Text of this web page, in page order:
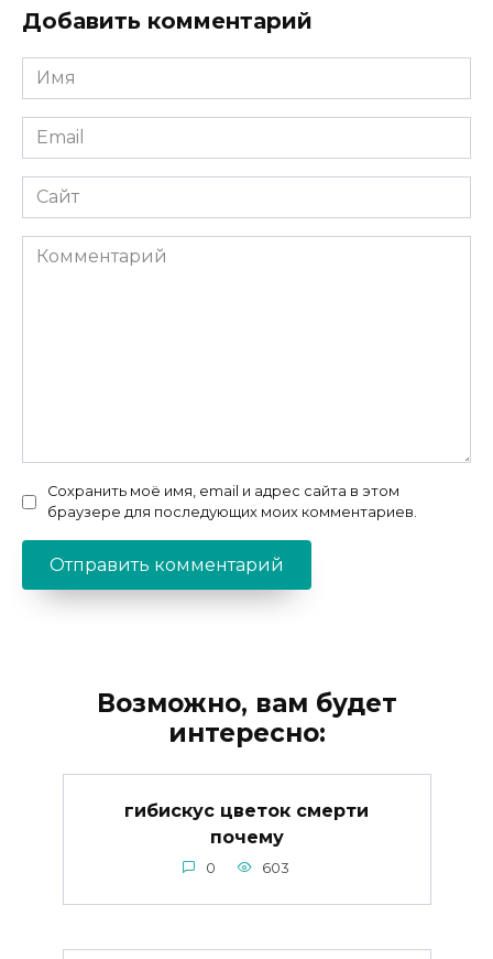
Добавить комментарий
Имя
*
Email
*
Сайт
Комментарий
Сохранить моё имя, email и адрес сайта в этом
браузере для последующих моих комментариев.
Возможно, вам будет
интересно:
гибискус цветок смерти
почему
0 603